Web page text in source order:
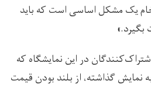
یک مشکل اساسی است که باید
در این نمایشگاه که
نمایش گذاشته، از بلند بودن قیمت